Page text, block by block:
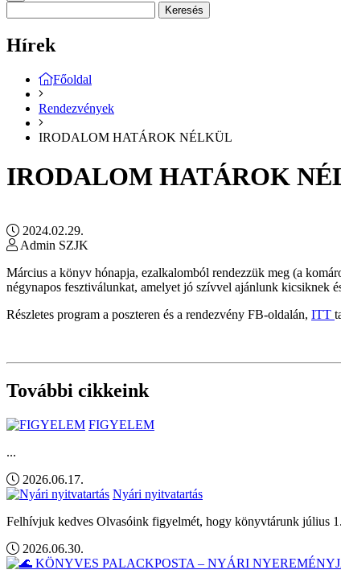
Keresés
Hírek
Főoldal
Rendezvények
IRODALOM HATÁROK NÉLKÜL
IRODALOM HATÁROK
2024.02.29.
Admin SZJK
Március a könyv hónapja, ezalkalomból rendezzük meg (a
négynapos fesztiválunkat, amelyet jó szívvel ajánlunk kicsiknek
Részletes program a poszteren és a rendezvény FB-oldalán, ITT
További cikkeink
FIGYELEM
...
2026.06.17.
Nyári nyitvatartás
Felhívjuk kedves Olvasóink figyelmét, hogy könyvtárunk július
2026.06.30.